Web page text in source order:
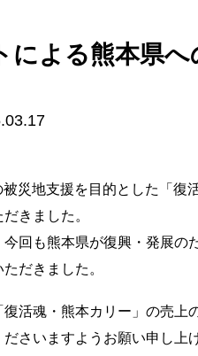
個人情報の取り扱いに
による熊本県
災地支援を目的とした「復
きました。
回も熊本県が復興・発展
だきました。
活魂・熊本カリー」の売
さいますようお願い申し上